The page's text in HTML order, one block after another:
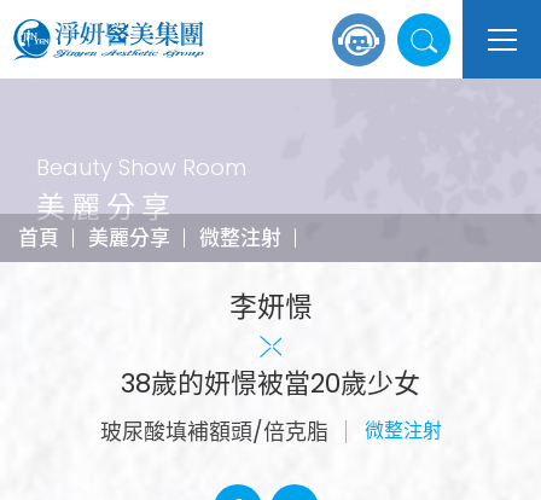
Beauty Show Room
美麗分享
首頁 美麗分享 微整注射
李妍憬
38歲的妍憬被當20歲少女
玻尿酸填補額頭/倍克脂 微整注射